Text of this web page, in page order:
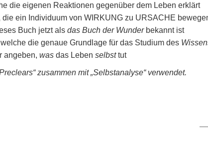
die eigenen Reaktionen gegenüber dem Leben erklärt
ein Individuum von WIRKUNG zu URSACHE
Buch jetzt als das Buch der Wunderbekannt ist
welche die genaue Grundlage für das Studium des
angeben, was das Leben selbsttut
zusammen mit „Selbstanalyse“ verwendet.